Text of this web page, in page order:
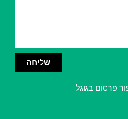
שליחה
פרסום בגוגל